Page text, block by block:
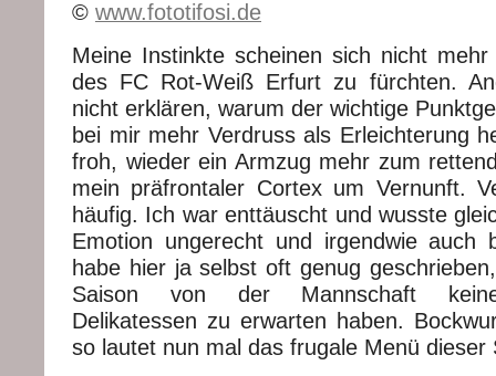
© www.fototifosi.de
Meine Instinkte scheinen sich nicht
des FC Rot-Weiß Erfurt zu fürchten.
nicht erklären, warum der wichtige
bei mir mehr Verdruss als Erleichterung
froh, wieder ein Armzug mehr zum
mein präfrontaler Cortex um Vernunft.
häufig. Ich war enttäuscht und wusste
Emotion ungerecht und irgendwie auch
habe hier ja selbst oft genug
Saison von der Mannschaft keine
Delikatessen zu erwarten haben.
so lautet nun mal das frugale Menü dieser